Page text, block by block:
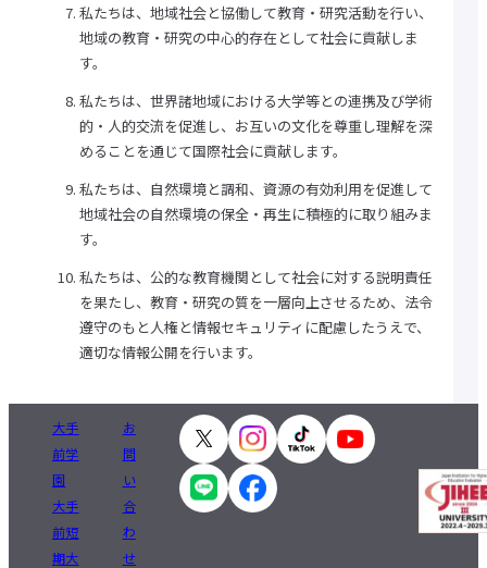
教員（研究者）情報
社会連携トップ
公開実技講座
実践英会話講座
留学・国際交流トップ
海外研修・
キャンパスで国際交流
海外提携校について
国際交流ニュースレター
学生生活トップ
奨学金制度
教育ローン
学費に関する注意事項
学費の納付について
施設の利用について
障がいのある学生支援に
ついて
キャンパスカレンダー
クラブ・サークル紹介
大手前祭
就職・キャリアトップ
私たちは、地域社会と協働して教育・研究活動を行い、
地域の教育・研究の中心的存在として社会に貢献しま
す。
私たちは、世界諸地域における大学等との連携及び学術
的・人的交流を促進し、お互いの文化を尊重し理解を深
めることを通じて国際社会に貢献します。
私たちは、自然環境と調和、資源の有効利用を促進して
地域社会の自然環境の保全・再生に積極的に取り組みま
す。
私たちは、公的な教育機関として社会に対する説明責任
を果たし、教育・研究の質を一層向上させるため、法令
遵守のもと人権と情報セキュリティに配慮したうえで、
適切な情報公開を行います。
大手
前学
園
大手
前短
期大
お
問
い
合
わ
せ